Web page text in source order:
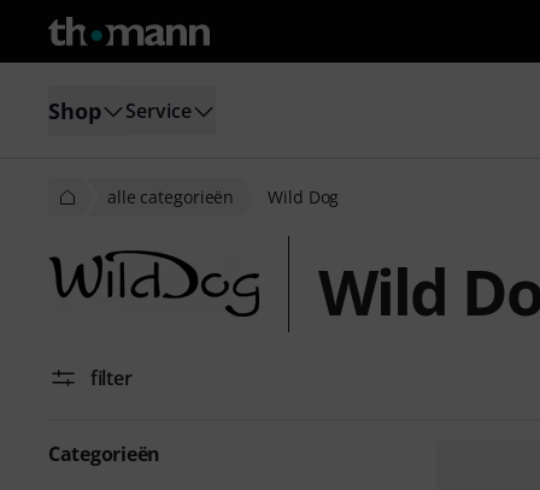
Shop Service
alle categorieën Wild Dog
Wild
filter
Categorieën